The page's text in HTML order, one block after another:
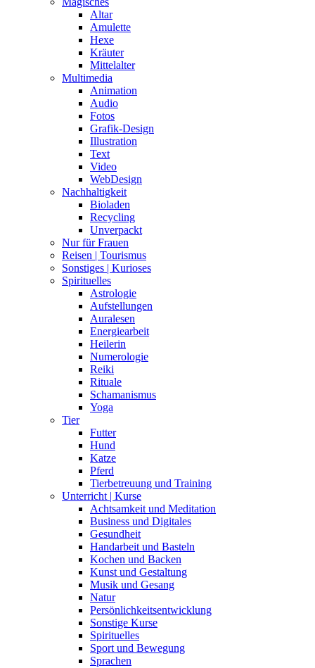
Altar
Amulette
Hexe
Kräuter
Mittelalter
Multimedia
Animation
Audio
Fotos
Grafik-Design
Illustration
Text
Video
WebDesign
Nachhaltigkeit
Bioladen
Recycling
Unverpackt
Nur für Frauen
Reisen | Tourismus
Sonstiges | Kurioses
Spirituelles
Astrologie
Aufstellungen
Auralesen
Energiearbeit
Heilerin
Numerologie
Reiki
Rituale
Schamanismus
Yoga
Tier
Futter
Hund
Katze
Pferd
Tierbetreuung und Training
Unterricht | Kurse
Achtsamkeit und Meditation
Business und Digitales
Gesundheit
Handarbeit und Basteln
Kochen und Backen
Kunst und Gestaltung
Musik und Gesang
Natur
Persönlichkeitsentwicklung
Sonstige Kurse
Spirituelles
Sport und Bewegung
Sprachen